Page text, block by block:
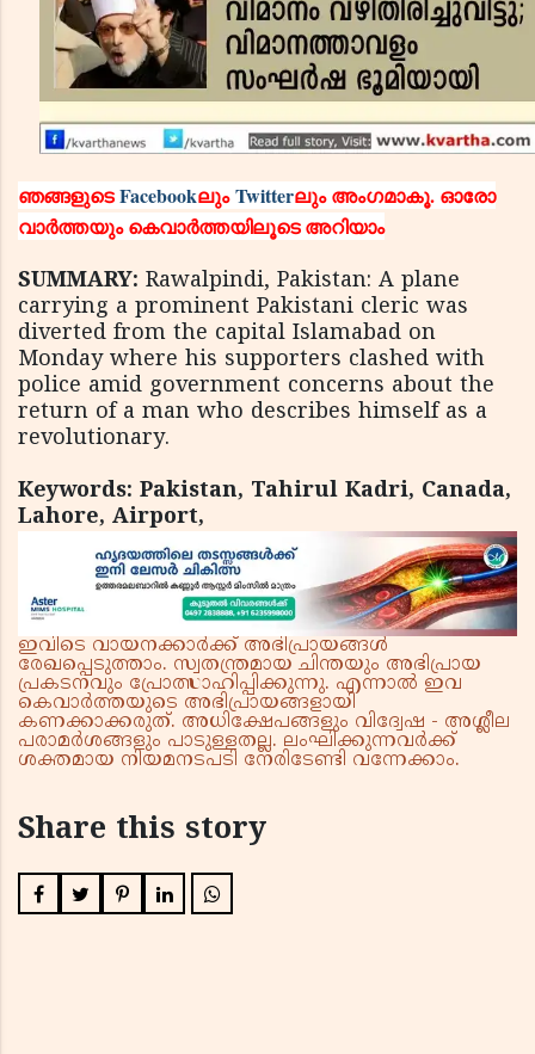
ഞങ്ങളുടെFacebookലുംTwitterലും അംഗമാകൂ. ഓരോ
വാര്‍ത്തയും കെവാര്‍ത്തയിലൂടെ അറിയാം
SUMMARY: Rawalpindi, Pakistan: A plane
carrying a prominent Pakistani cleric was
diverted from the capital Islamabad on
Monday where his supporters clashed with
police amid government concerns about the
return of a man who describes himself as a
revolutionary.
Keywords: Pakistan, Tahirul Kadri, Canada,
Lahore, Airport,
ഇവിടെ വായനക്കാർക്ക് അഭിപ്രായങ്ങൾ
രേഖപ്പെടുത്താം. സ്വതന്ത്രമായ ചിന്തയും അഭിപ്രായ
പ്രകടനവും പ്രോത്സാഹിപ്പിക്കുന്നു. എന്നാൽ ഇവ
കെവാർത്തയുടെ അഭിപ്രായങ്ങളായി
കണക്കാക്കരുത്. അധിക്ഷേപങ്ങളും വിദ്വേഷ - അശ്ലീല
പരാമർശങ്ങളും പാടുള്ളതല്ല. ലംഘിക്കുന്നവർക്ക്
ശക്തമായ നിയമനടപടി നേരിടേണ്ടി വന്നേക്കാം.
Share this story